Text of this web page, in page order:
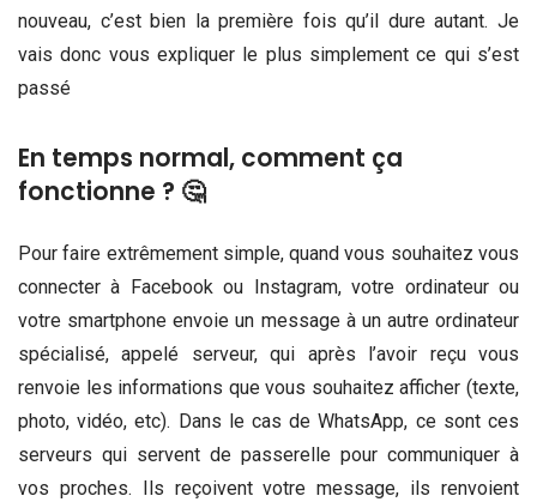
nouveau, c’est bien la première fois qu’il dure autant. Je
vais donc vous expliquer le plus simplement ce qui s’est
passé
En temps normal, comment ça
fonctionne ? 🤔
Pour faire extrêmement simple, quand vous souhaitez vous
connecter à Facebook ou Instagram, votre ordinateur ou
votre smartphone envoie un message à un autre ordinateur
spécialisé, appelé serveur, qui après l’avoir reçu vous
renvoie les informations que vous souhaitez afficher (texte,
photo, vidéo, etc). Dans le cas de WhatsApp, ce sont ces
serveurs qui servent de passerelle pour communiquer à
vos proches. Ils reçoivent votre message, ils renvoient